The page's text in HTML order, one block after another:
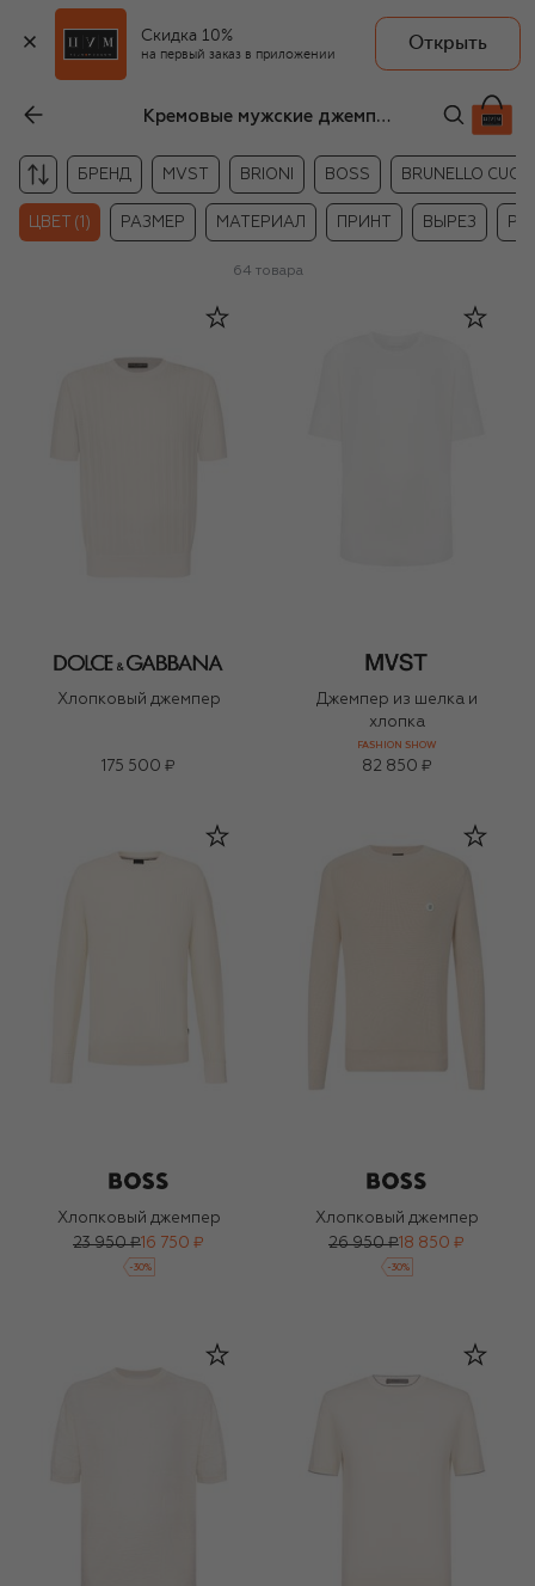
Скидка 10%
на первый заказ в приложении
Открыть
Кремовые мужские джемперы
БРЕНД MVST BRIONI BOSS BRUNELLO
ЦВЕТ (1) РАЗМЕР МАТЕРИАЛ ПРИНТ ВЫРЕЗ
64 товара
Хлопковый джемпер
175 500 ₽
Джемпер из шелка и
хлопка
FASHION SHOW
82 850 ₽
Хлопковый джемпер
23 950 ₽ 16 750 ₽
-30%
Хлопковый джемпер
26 950 ₽ 18 850 ₽
-30%